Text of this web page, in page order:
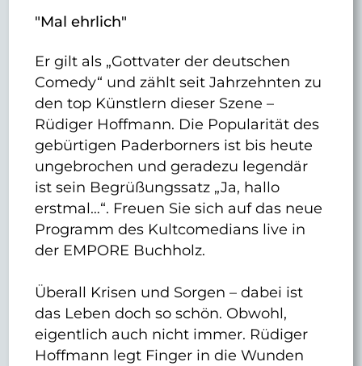
"Mal ehrlich"
Er gilt als „Gottvater der deutschen
Comedy“ und zählt seit Jahrzehnten zu
den top Künstlern dieser Szene –
Rüdiger Hoffmann. Die Popularität des
gebürtigen Paderborners ist bis heute
ungebrochen und geradezu legendär
ist sein Begrüßungssatz „Ja, hallo
erstmal…“. Freuen Sie sich auf das neue
Programm des Kultcomedians live in
der EMPORE Buchholz.
Überall Krisen und Sorgen – dabei ist
das Leben doch so schön. Obwohl,
eigentlich auch nicht immer. Rüdiger
Hoffmann legt Finger in die Wunden